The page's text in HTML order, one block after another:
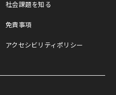
社会課題を知る
免責事項
アクセシビリティポリシー